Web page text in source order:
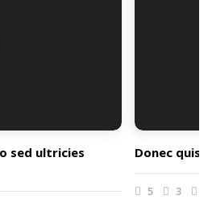
sed ultricies
Donec quis
5 3